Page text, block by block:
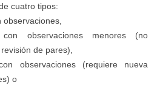
cuatro tipos:
observaciones,
observaciones menores (no
de pares),
observaciones (requiere nueva
o